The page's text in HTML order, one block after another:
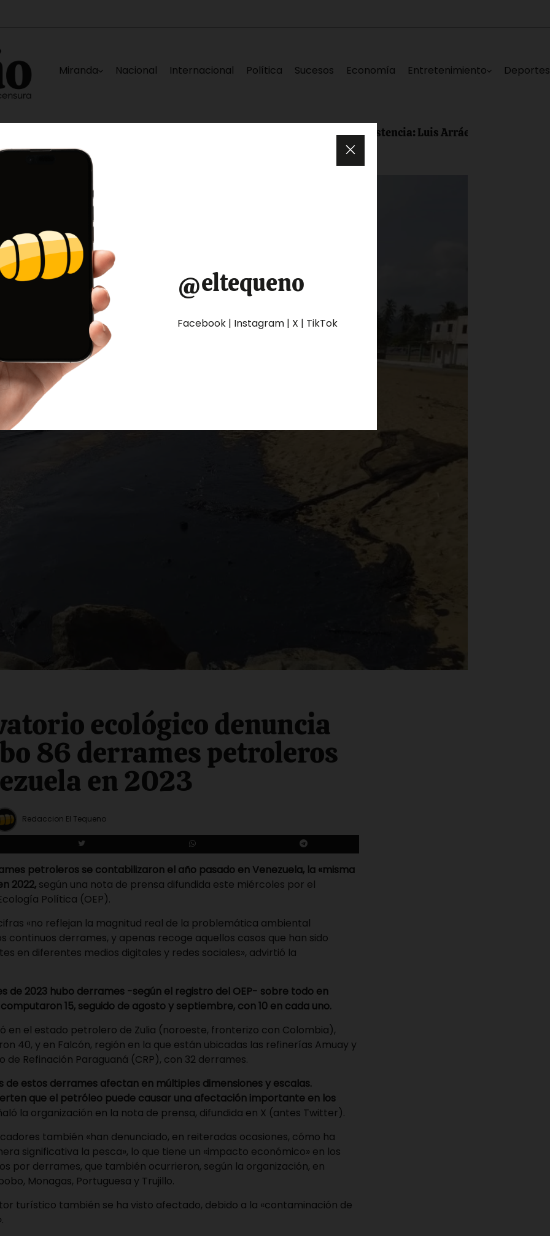
Miranda Nacional Internacional Política Sucesos Economía Entretenimiento Deportes
Victorino Santaella Nuevo equipo, misma consistencia: Luis Arráez conectó dos hit e
ecológico denuncia
86 derrames petroleros
en 2023
Redaccion El Tequeno
petroleros se contabilizaron el año pasado en Venezuela, la «misma
2022, según una nota de prensa difundida este miércoles por el
Política (OEP).
«no reflejan la magnitud real de la problemática ambiental
continuos derrames, y apenas recoge aquellos casos que han sido
en diferentes medios digitales y redes sociales», advirtió la
de 2023 hubo derrames -según el registro del OEP- sobre todo en
15, seguido de agosto y septiembre, con 10 en cada uno.
en el estado petrolero de Zulia (noroeste, fronterizo con Colombia),
40, y en Falcón, región en la que están ubicadas las refinerías Amuay y
de Refinación Paraguaná (CRP), con 32 derrames.
de estos derrames afectan en múltiples dimensiones y escalas.
que el petróleo puede causar una afectación importante en los
la organización en la nota de prensa, difundida en X (antes Twitter).
también «han denunciado, en reiteradas ocasiones, cómo ha
significativa la pesca», lo que tiene un «impacto económico» en los
por derrames, que también ocurrieron, según la organización, en
Monagas, Portuguesa y Trujillo.
turístico también se ha visto afectado, debido a la «contaminación de
@eltequeno
Facebook | Instagram | X | TikTok